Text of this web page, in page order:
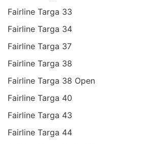
Fairline Targa 33
Fairline Targa 34
Fairline Targa 37
Fairline Targa 38
Fairline Targa 38 Open
Fairline Targa 40
Fairline Targa 43
Fairline Targa 44